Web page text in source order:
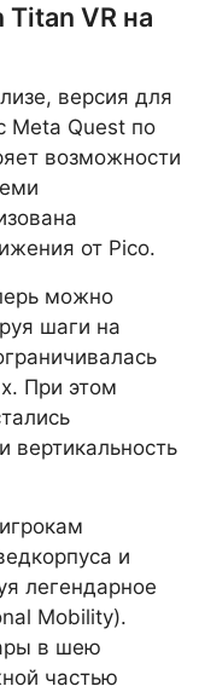
VR на
версия для
Meta Quest по
возможности
от Pico.
можно
шаги на
При этом
вертикальность
и
легендарное
Mobility).
в шею
частью